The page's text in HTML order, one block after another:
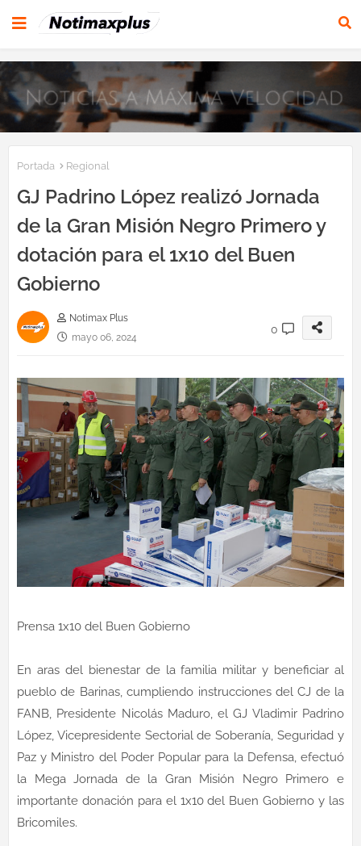
Portada Regional
GJ Padrino López realizó Jornada
de la Gran Misión Negro Primero y
dotación para el 1x10 del Buen
Gobierno
Notimax Plus
mayo 06, 2024
0
Prensa 1x10 del Buen Gobierno
En aras del bienestar de la familia militar y beneficiar al
pueblo de Barinas, cumpliendo instrucciones del CJ de la
FANB, Presidente Nicolás Maduro, el GJ Vladimir Padrino
López, Vicepresidente Sectorial de Soberanía, Seguridad y
Paz y Ministro del Poder Popular para la Defensa, efectuó
la Mega Jornada de la Gran Misión Negro Primero e
importante donación para el 1x10 del Buen Gobierno y las
Bricomiles.